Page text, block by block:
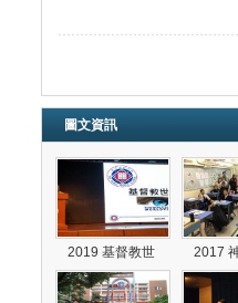
圖文資訊
2019 基督教世 2017